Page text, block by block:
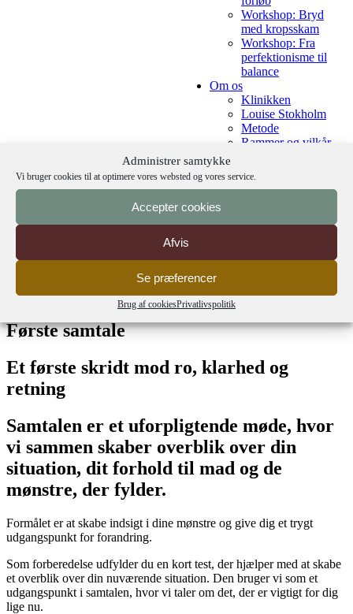
Administrer samtykke
Vi bruger cookies til at optimere vores websted og vores service.
Accepter cookies
Afvis
Se præferencer
Brug af cookiesPrivatlivspolitik
Workshop: Bryd
med kropsskam
Workshop: Fra
perfektionisme til
balance
Om os
Klinikken
Louise Stokholm
Metode
Rammer og vilkår
Samarbejdspartnere
Brevkasse
Brevkasse om
Skriv til brevkassen
Første samtale
Et første skridt mod ro, klarhed og
retning
Samtalen er et uforpligtende møde, hvor
vi sammen skaber overblik over din
situation, dit forhold til mad og de
mønstre, der fylder.
Formålet er at skabe indsigt i dine mønstre og give dig et trygt
udgangspunkt for forandring.
Som forberedelse udfylder du en kort test, der hjælper med at skabe
et overblik over din nuværende situation. Den bruger vi som et
udgangspunkt i samtalen, hvor vi taler om det, der er vigtigt for dig
lige nu.